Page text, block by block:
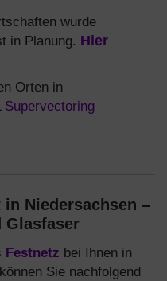
wurde
in Planung. Hier
Orten in
Supervectoring
in Niedersachsen –
Glasfaser
Festnetz bei Ihnen in
Sie nachfolgend